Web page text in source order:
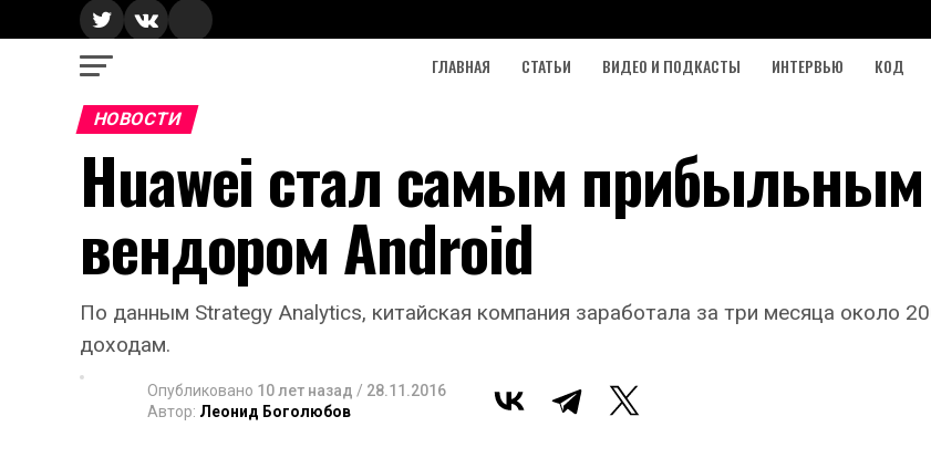
ГЛАВНАЯ СТАТЬИ ВИДЕО И ПОДКАСТЫ ИНТЕРВЬЮ КОД
НОВОСТИ
Huawei стал самым прибыльным
вендором Android
По данным Strategy Analytics, китайская компания заработала за три месяца около
доходам.
Опубликовано 10 лет назад / 28.11.2016
Автор: Леонид Боголюбов